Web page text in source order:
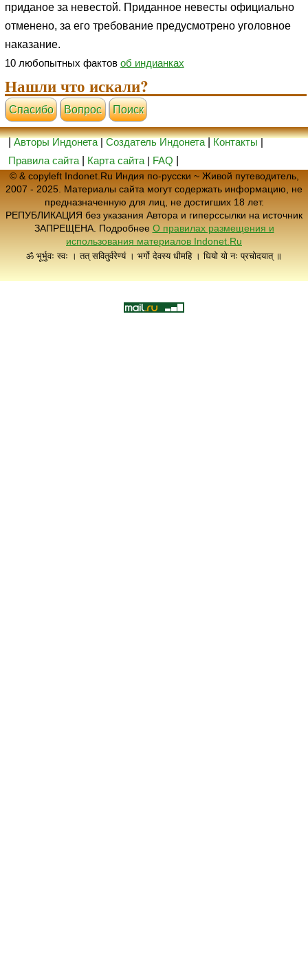
приданое за невестой. Приданное невесты официально
отменено, за его требование предусмотрено уголовное
наказание.
10 любопытных фактов об индианках
Нашли что искали?
Cпасибо Вопрос Поиск
|Авторы Индонета|Создатель Индонета|Контакты|
Правила сайта
Карта сайта | FAQ
© & copyleft Indonet.Ru Индия по-русски ~ Живой путеводитель,
2007 - 2025. Материалы сайта могут содержать информацию, не
предназначенную для лиц, не достигших 18 лет.
РЕПУБЛИКАЦИЯ без указания Автора и гиперссылки на источник
ЗАПРЕЩЕНА. Подробнее О правилах размещения и
использования материалов Indonet.Ru
ॐ भूर्भुवः स्वः । तत् सवितुर्वरेण्यं । भर्गो देवस्य धीमहि । धियो यो नः प्रचोदयात् ॥